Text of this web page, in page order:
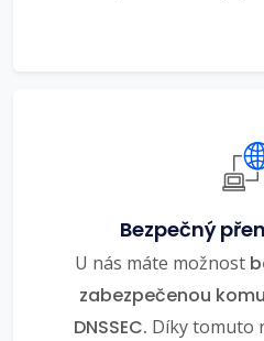
Bezpečný
U nás máte možnost
zabezpečenou
DNSSEC. Díky tomuto